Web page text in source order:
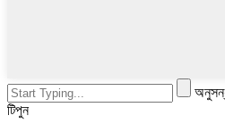
টিপুন